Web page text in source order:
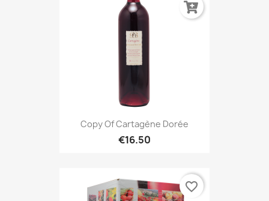
Copy Of Cartagène Dorée
€16.50
favorite_border